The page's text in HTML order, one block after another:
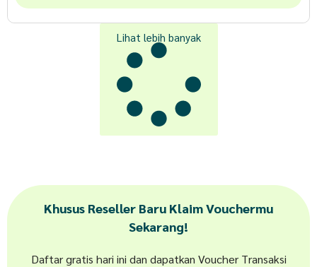
Lihat lebih banyak
Khusus Reseller Baru Klaim Vouchermu
Sekarang!
Daftar gratis hari ini dan dapatkan Voucher Transaksi